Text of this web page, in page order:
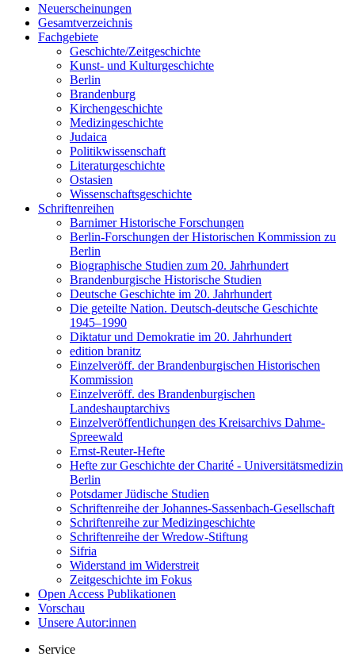
Neuerscheinungen
Gesamtverzeichnis
Fachgebiete
Geschichte/Zeitgeschichte
Kunst- und Kulturgeschichte
Berlin
Brandenburg
Kirchengeschichte
Medizingeschichte
Judaica
Politikwissenschaft
Literaturgeschichte
Ostasien
Wissenschaftsgeschichte
Schriftenreihen
Barnimer Historische Forschungen
Berlin-Forschungen der Historischen Kommission zu
Berlin
Biographische Studien zum 20. Jahrhundert
Brandenburgische Historische Studien
Deutsche Geschichte im 20. Jahrhundert
Die geteilte Nation. Deutsch-deutsche Geschichte
1945–1990
Diktatur und Demokratie im 20. Jahrhundert
edition branitz
Einzelveröff. der Brandenburgischen Historischen
Kommission
Einzelveröff. des Brandenburgischen
Landeshauptarchivs
Einzelveröffentlichungen des Kreisarchivs Dahme-
Spreewald
Ernst-Reuter-Hefte
Hefte zur Geschichte der Charité - Universitätsmedizin
Berlin
Potsdamer Jüdische Studien
Schriftenreihe der Johannes-Sassenbach-Gesellschaft
Schriftenreihe zur Medizingeschichte
Schriftenreihe der Wredow-Stiftung
Sifria
Widerstand im Widerstreit
Zeitgeschichte im Fokus
Open Access Publikationen
Vorschau
Unsere Autor:innen
Service